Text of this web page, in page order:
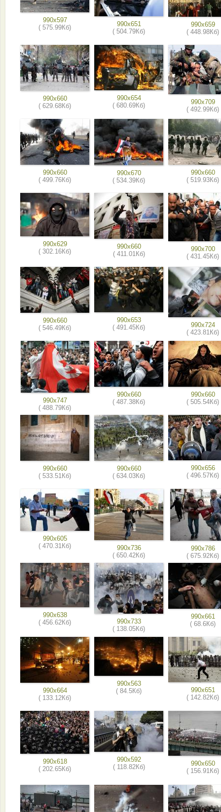
990x597
( 575.99Кб)
990x651
( 504.79Кб)
990x659
( 448.98Кб)
990x660
( 629.68Кб)
990x654
( 680.69Кб)
990x709
( 492.99Кб)
990x660
( 499.76Кб)
990x670
( 534.39Кб)
990x660
( 519.93Кб)
990x629
( 302.16Кб)
990x660
( 411.01Кб)
990x700
( 431.45Кб)
990x660
( 546.49Кб)
990x653
( 491.45Кб)
990x724
( 423.81Кб)
990x747
( 488.79Кб)
990x660
( 487.38Кб)
990x660
( 505.54Кб)
990x660
( 533.51Кб)
990x660
( 634.03Кб)
990x656
( 496.57Кб)
990x605
( 470.31Кб)
990x736
( 650.42Кб)
990x786
( 675.92Кб)
990x638
( 456.62Кб)
990x733
( 138.05Кб)
990x661
( 68.6Кб)
990x664
( 133.12Кб)
990x563
( 84.5Кб)
990x651
( 142.82Кб)
990x618
( 202.65Кб)
990x592
( 118.82Кб)
990x650
( 156.91Кб)